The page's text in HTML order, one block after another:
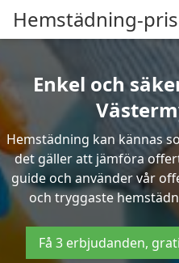
Hemstädning-
Enkel och
Hemstädning kan kännas
det gäller att jämföra
guide och använder vår
och tryggaste
Få 3 erbjudanden,